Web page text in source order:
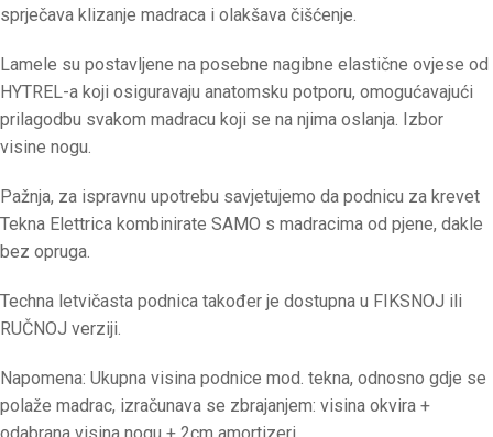
sprječava klizanje madraca i olakšava čišćenje.
Lamele su postavljene na posebne nagibne elastične ovjese od
HYTREL-a koji osiguravaju anatomsku potporu, omogućavajući
prilagodbu svakom madracu koji se na njima oslanja. Izbor
visine nogu.
Pažnja, za ispravnu upotrebu savjetujemo da podnicu za krevet
Tekna Elettrica kombinirate SAMO s madracima od pjene, dakle
bez opruga.
Techna letvičasta podnica također je dostupna u FIKSNOJ ili
RUČNOJ verziji.
Napomena: Ukupna visina podnice mod. tekna, odnosno gdje se
polaže madrac, izračunava se zbrajanjem: visina okvira +